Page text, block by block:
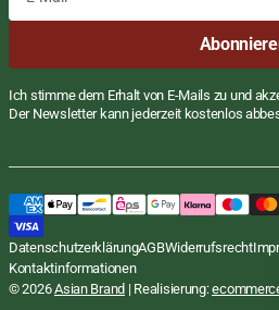
Udon Nudeln, Udon,
inkl. MwSt., zzgl.Versand
In den
Ich stimme dem Erhalt von E-Mails zu und
Der Newsletter kann jederzeit kostenlos
DatenschutzerklärungAGBWiderrufsrecht
Kontaktinformationen
© 2026Asian Brand | Realisierung: